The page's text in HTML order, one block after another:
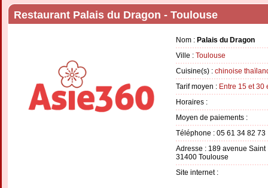
Restaurant Palais du Dragon - Toulouse
Nom : Palais du Dragon
Ville : Toulouse
Cuisine(s) : chinoise
Tarif moyen : Entre 15 et 30
Horaires :
Moyen de paiements :
Téléphone : 05 61 34 82 73
Adresse : 189 avenue Saint
31400 Toulouse
Site internet :